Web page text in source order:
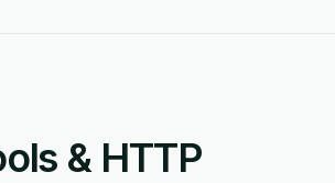
& HTTP